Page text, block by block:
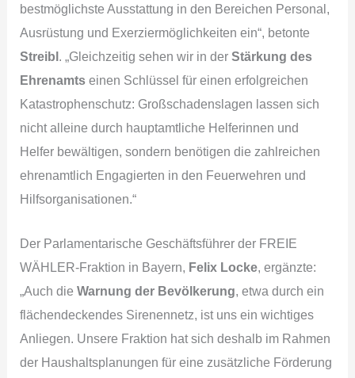
bestmöglichste Ausstattung in den Bereichen Personal,
Ausrüstung und Exerziermöglichkeiten ein“, betonte
Streibl. „Gleichzeitig sehen wir in derStärkung des
Ehrenamts einen Schlüssel für einen erfolgreichen
Katastrophenschutz: Großschadenslagen lassen sich
nicht alleine durch hauptamtliche Helferinnen und
Helfer bewältigen, sondern benötigen die zahlreichen
ehrenamtlich Engagierten in den Feuerwehren und
Hilfsorganisationen.“
Der Parlamentarische Geschäftsführer der FREIE
WÄHLER-Fraktion in Bayern, Felix Locke, ergänzte:
„Auch dieWarnung der Bevölkerung, etwa durch ein
flächendeckendes Sirenennetz, ist uns ein wichtiges
Anliegen. Unsere Fraktion hat sich deshalb im Rahmen
der Haushaltsplanungen für eine zusätzliche Förderung